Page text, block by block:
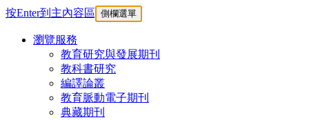
按Enter到主內容區 側欄選單
瀏覽服務
教育研究與發展期刊
教科書研究
編譯論叢
教育脈動電子期刊
典藏期刊